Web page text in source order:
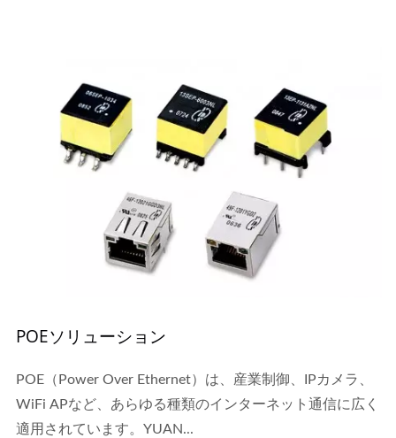
POEソリューション
POE（Power Over Ethernet）は、産業制御、IPカメラ、
WiFi APなど、あらゆる種類のインターネット通信に広く
適用されています。YUAN...